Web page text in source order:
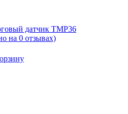
датчик TMP36
на 0 отзывах)